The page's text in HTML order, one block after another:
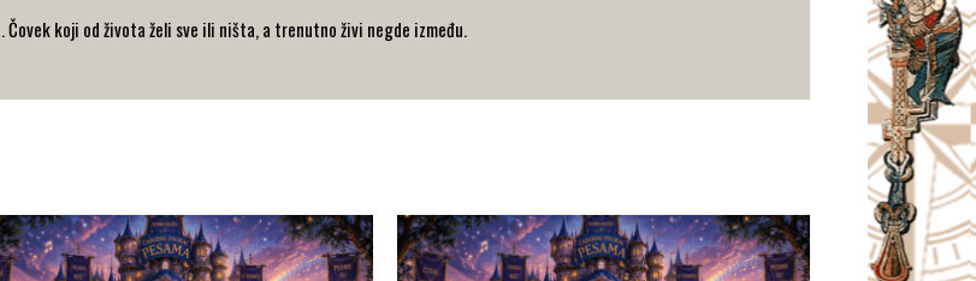
Čovek koji od života želi sve ili ništa, a trenutno živi negde između.